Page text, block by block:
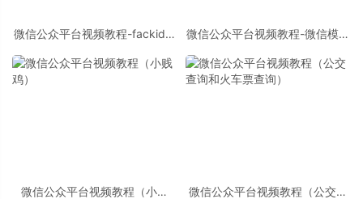
微信公众平台视频教程-fackid的
微信公众平台视频教程-微信模拟
微信公众平台视频教程（小贱
微信公众平台视频教程（公交查